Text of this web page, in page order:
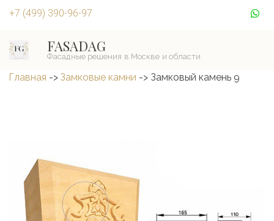
+7 (499) 390-96-97
FASADAG
Главная -> Замковые камни -> Замковый камень 9